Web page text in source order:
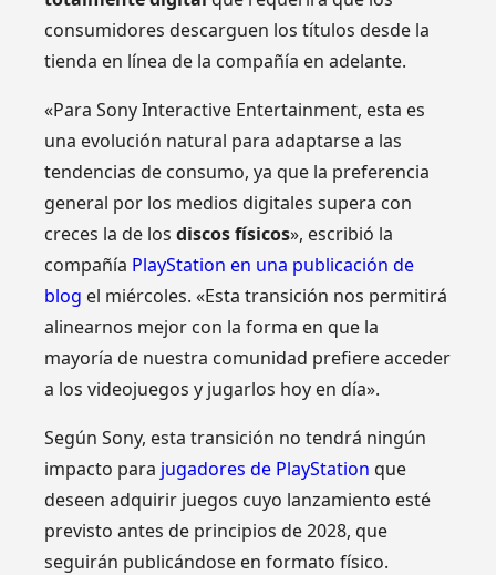
consumidores descarguen los títulos desde la
tienda en línea de la compañía en adelante.
«Para Sony Interactive Entertainment, esta es
una evolución natural para adaptarse a las
tendencias de consumo, ya que la preferencia
general por los medios digitales supera con
creces la de losdiscos físicos», escribió la
compañía PlayStation en una publicación de
blog el miércoles. «Esta transición nos permitirá
alinearnos mejor con la forma en que la
mayoría de nuestra comunidad prefiere acceder
a los videojuegos y jugarlos hoy en día».
Según Sony, esta transición no tendrá ningún
impacto para jugadores de PlayStation que
deseen adquirir juegos cuyo lanzamiento esté
previsto antes de principios de 2028, que
seguirán publicándose en formato físico.